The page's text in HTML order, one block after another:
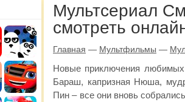
Мультсериал
смотреть
Главная — Мультфильмы —
Новые приключения
Бараш, капризная Нюша,
Пин – все они вновь